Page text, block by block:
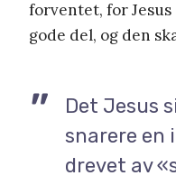
forventet, for
gode del, og den
Det Jesus
snarere en
drevet av